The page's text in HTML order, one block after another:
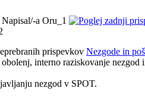
Napisal/-a Oru_1
Nezgode in
interno raziskovanje
nezgod v SPOT.